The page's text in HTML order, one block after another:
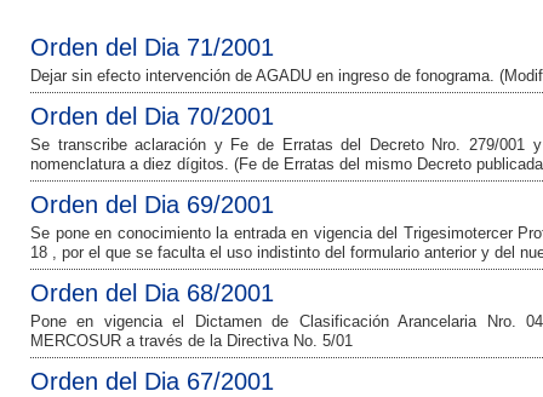
Orden del Dia 71/2001
Dejar sin efecto intervención de AGADU en ingreso de fonograma.
Orden del Dia 70/2001
Se transcribe aclaración y Fe de Erratas del Decreto Nro. 279/001
nomenclatura a diez dígitos. (Fe de Erratas del mismo Decreto
Orden del Dia 69/2001
Se pone en conocimiento la entrada en vigencia del Trigesimotercer
18 , por el que se faculta el uso indistinto del formulario anterior y del
Orden del Dia 68/2001
Pone en vigencia el Dictamen de Clasificación Arancelaria Nro.
MERCOSUR a través de la Directiva No. 5/01
Orden del Dia 67/2001